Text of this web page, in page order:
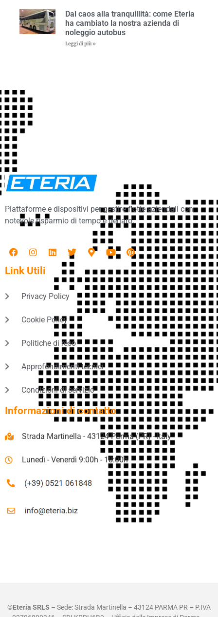
Dal caos alla tranquillità: come Eteria
ha cambiato la nostra azienda di
noleggio autobus
Leggi di più »
Piattaforme e dispositivi per gestire flotte aziendali con
notevole risparmio di tempo e denaro.
Link Utili
Privacy Policy
Cookie Policy
Politiche di reso
Approfondimenti tecnici
Condizioni di servizio
Informazioni di contatto
Strada Martinella - 43124 Parma (PR) - Italy
Lunedì - Venerdì 9:00h - 18:00h
©Eteria SRLS – Sede: Strada Martinella – 43124 PARMA PR – P.IVA